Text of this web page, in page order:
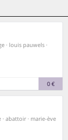
· louis pauwels ·
0 €
· abattoir · marie-ève